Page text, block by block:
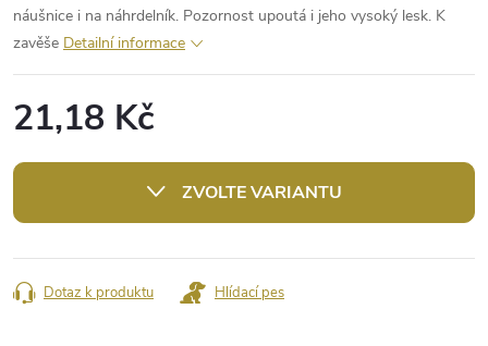
náušnice i na náhrdelník. Pozornost upoutá i jeho vysoký lesk. K
zavěše Detailní informace
21,18 Kč
cena:
ZVOLTE VARIANTU
Dotaz k produktu Hlídací pes